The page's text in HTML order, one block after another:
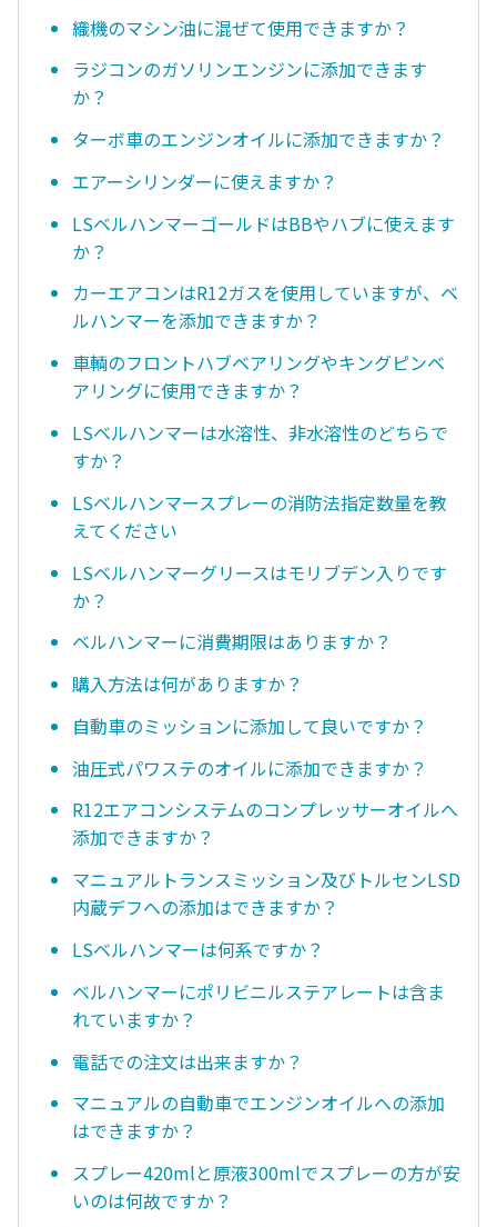
織機のマシン油に混ぜて使用できますか？
ラジコンのガソリンエンジンに添加できます
か？
ターボ車のエンジンオイルに添加できますか？
エアーシリンダーに使えますか？
LSベルハンマーゴールドはBBやハブに使えます
か？
カーエアコンはR12ガスを使用していますが、ベ
ルハンマーを添加できますか？
車輌のフロントハブベアリングやキングピンベ
アリングに使用できますか？
LSベルハンマーは水溶性、非水溶性のどちらで
すか？
LSベルハンマースプレーの消防法指定数量を教
えてください
LSベルハンマーグリースはモリブデン入りです
か？
ベルハンマーに消費期限はありますか？
購入方法は何がありますか？
自動車のミッションに添加して良いですか？
油圧式パワステのオイルに添加できますか？
R12エアコンシステムのコンプレッサーオイルへ
添加できますか？
マニュアルトランスミッション及びトルセンLSD
内蔵デフへの添加はできますか？
LSベルハンマーは何系ですか？
ベルハンマーにポリビニルステアレートは含ま
れていますか？
電話での注文は出来ますか？
マニュアルの自動車でエンジンオイルへの添加
はできますか？
スプレー420mlと原液300mlでスプレーの方が安
いのは何故ですか？